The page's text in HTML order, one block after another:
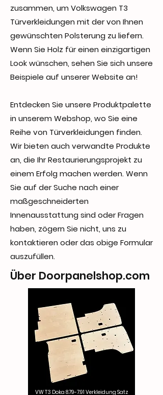
zusammen, um Volkswagen T3
Türverkleidungen mit der von Ihnen
gewünschten Polsterung zu liefern.
Wenn Sie Holz für einen einzigartigen
Look wünschen, sehen Sie sich unsere
Beispiele auf unserer Website an!
Entdecken Sie unsere Produktpalette
in unserem Webshop, wo Sie eine
Reihe von Türverkleidungen finden.
Wir bieten auch verwandte Produkte
an, die Ihr Restaurierungsprojekt zu
einem Erfolg machen werden. Wenn
Sie auf der Suche nach einer
maßgeschneiderten
Innenausstattung sind oder Fragen
haben, zögern Sie nicht, uns zu
kontaktieren oder das obige Formular
auszufüllen.
Über Doorpanelshop.com
VW T3 Doka 8.79-7.91 Verkleidung Satz